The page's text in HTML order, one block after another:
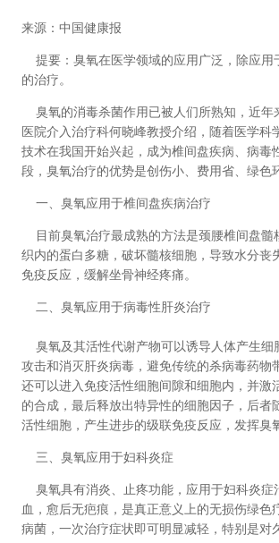
来源：中国健康报
提要：臭氧在医学领域的应用广泛，除应用
的治疗。
臭氧的消毒杀菌作用已被人们所熟知，近年
医院介入治疗科何晓峰教授介绍，随着医学
技术在我国开始兴起，成为椎间盘疾病、病
段，臭氧治疗的优势是创伤小、费用省、绿色
一、臭氧应用于椎间盘疾病治疗
目前臭氧治疗最成熟的方法是颈腰椎间盘髓
织内的蛋白多糖，破坏髓核细胞，导致水分
免疫反应，缓解坐骨神经疼痛。
二、臭氧应用于病毒性肝炎治疗
臭氧及其活性代谢产物可以诱导人体产生细
攻击和消灭肝炎病毒，避免传统的杀病毒药
还可以进入免疫活性细胞间隙和细胞内，并
的合成，最后释放出特异性的细胞因子，后
活性细胞，产生进步的级联免疫反应，发挥臭
三、臭氧应用于妇科炎症
臭氧具有消炎、止疼功能，应用于妇科炎症
血，愈后无疤痕，是真正意义上的无损伤绿
病菌，一次治疗症状即可明显减轻，特别是对